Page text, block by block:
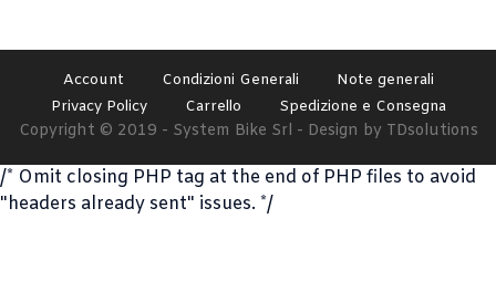
Account Condizioni Generali
Note generali
Privacy Policy
Carrello Spedizione e Consegna
Copyright © 2019 - System Bike Srl - Design by TDsolutions
/* Omit closing PHP tag at the end of PHP files to avoid
"headers already sent" issues. */